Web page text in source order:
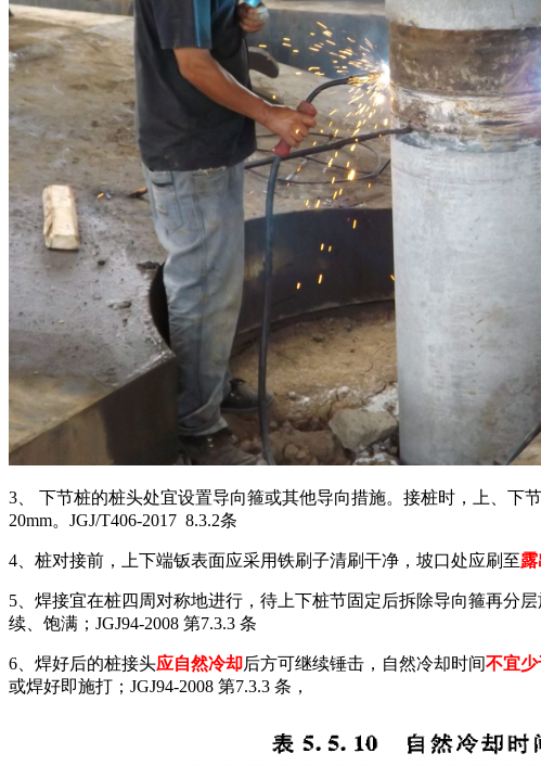
3、 下节桩的桩头处宜设置导向箍或其他导向措施。接桩时，上、下
20mm。JGJ/T406-2017 8.3.2条
4、桩对接前，上下端钣表面应采用铁刷子清刷干净，坡口处应刷至
5、焊接宜在桩四周对称地进行，待上下桩节固定后拆除导向箍再分
续、饱满；JGJ94-2008 第7.3.3 条
6、焊好后的桩接头应自然冷却后方可继续锤击，自然冷却时间不宜少
或焊好即施打；JGJ94-2008 第7.3.3 条，